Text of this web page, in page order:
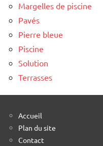
Margelles de piscine
Pavés
Pierre bleue
Piscine
Solution
Terrasses
Accueil
Plan du site
Contact